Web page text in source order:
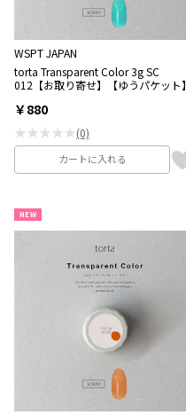
WSPT JAPAN
torta Transparent Color 3g SC
012【お取り寄せ】【ゆうパケット】
￥880
★★★★★(0)
カートに入れる
NEW